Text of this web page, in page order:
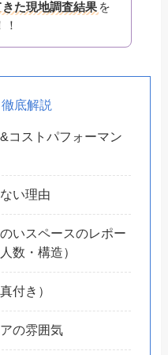
た現地調査結果 を
底解説
コストパフォーマン
い理由
いスペースのレポー
数・構造）
付き）
の雰囲気